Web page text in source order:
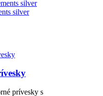
silver
prívesky s